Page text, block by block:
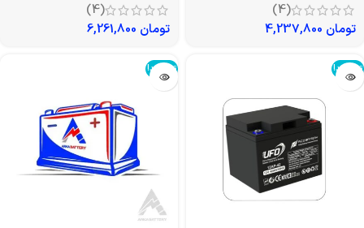
(4)
تومان
(4)
تومان
تمام شد! تمام شد!